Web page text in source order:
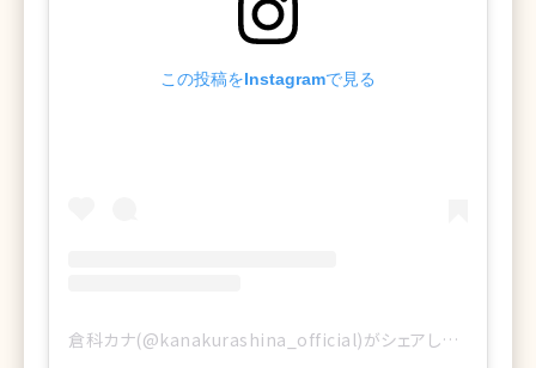
この投稿をInstagramで見る
倉科カナ(@kanakurashina_official)がシェアした投稿